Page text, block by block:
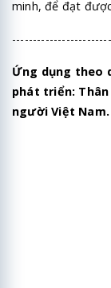
minh, để đạt
Ứng dụng theo
phát triển:
người Việt Nam.